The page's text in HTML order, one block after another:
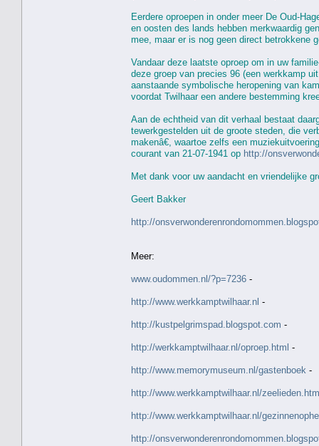
Eerdere oproepen in onder meer De Oud-
en oosten des lands hebben merkwaardig
mee, maar er is nog geen direct betrokkene
Vandaar deze laatste oproep om in uw
deze groep van precies 96 (een werkkamp
aanstaande symbolische heropening van
voordat Twilhaar een andere bestemming
Aan de echtheid van dit verhaal bestaat
tewerkgestelden uit de groote steden, die
makenâ€, waartoe zelfs een
courant van 21-07-1941 op http://
Met dank voor uw aandacht en vriendelijke
Geert Bakker
http://
Meer:
www.oudommen.nl/?p=7236 -
http://www.werkkamptwilhaar.nl -
http://kustpelgrimspad.blogspot.com -
http://werkkamptwilhaar.nl/oproep.html -
http://www.memorymuseum.nl/gastenboek -
http://www.werkkamptwilhaar.nl/
http://www.werkkamptwilhaar.nl/
http://